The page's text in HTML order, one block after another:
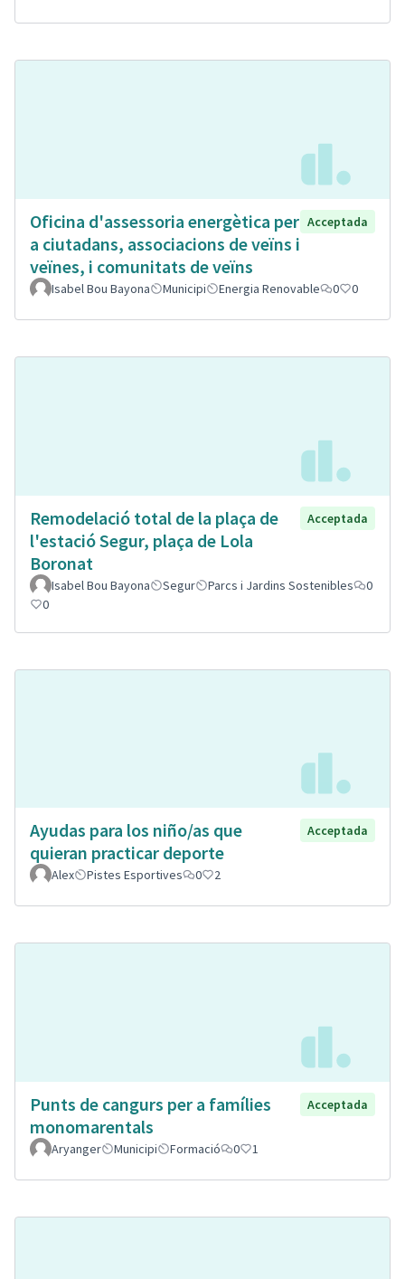
Oficina d'assessoria energètica per
a ciutadans, associacions de veïns i
veïnes, i comunitats de veïns
Acceptada
Isabel Bou Bayona Municipi Energia Renovable 0 0
Remodelació total de la plaça de
l'estació Segur, plaça de Lola
Boronat
Acceptada
Isabel Bou Bayona Segur Parcs i Jardins Sostenibles
0
0
Ayudas para los niño/as que
quieran practicar deporte
Acceptada
Alex Pistes Esportives 0 2
Punts de cangurs per a famílies
monomarentals
Acceptada
Aryanger Municipi Formació 0 1